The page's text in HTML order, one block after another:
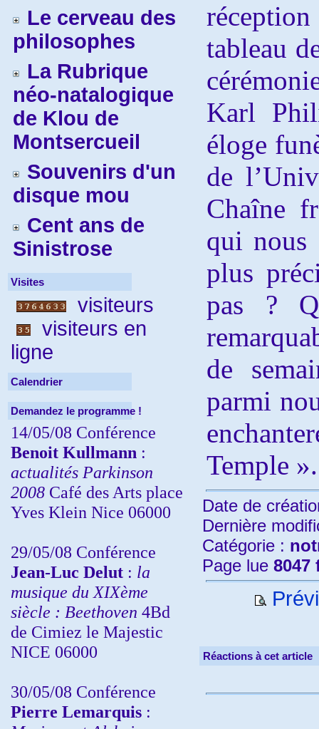
Le cerveau des
philosophes
La Rubrique
néo-natalogique
de Klou de
Montsercueil
Souvenirs d'un
disque mou
Cent ans de
Sinistrose
Visites
visiteurs
visiteurs en
ligne
Calendrier
Demandez le programme !
14/05/08 Conférence
Benoit Kullmann :
actualités Parkinson
2008 Café des Arts place
Yves Klein Nice 06000
29/05/08 Conférence
Jean-Luc Delut : la
musique du XIXème
siècle : Beethoven 4Bd
de Cimiez le Majestic
NICE 06000
30/05/08 Conférence
Pierre Lemarquis :
tableau
Karl
éloge
de
Chaîne
qui nous
plus
pas ?
de
parmi
Temple ».
Date de
Dernière
Catégorie :
Page lue 8047
Réactions à cet article